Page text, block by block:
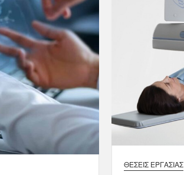
ΘΈΣΕΙΣ ΕΡΓΑΣΊΑΣ